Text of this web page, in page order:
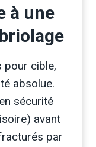
à une
pour cible,
absolue.
sécurité
avant
par